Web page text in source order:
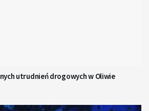
utrudnień drogowych w Oliwie